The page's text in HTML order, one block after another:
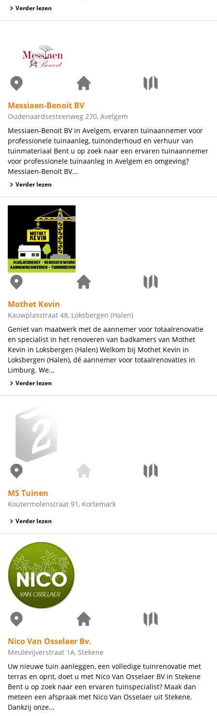
Verder lezen
Messiaen-Benoit BV
Oudenaardsesteenweg 270, Avelgem
Messiaen-Benoit BV in Avelgem, ervaren tuinaannemer voor
professionele tuinaanleg, tuinonderhoud en verhuur van
tuinmateriaal Bent u op zoek naar een ervaren tuinaannemer
voor professionele tuinaanleg in Avelgem en omgeving?
Messiaen-Benoit BV...
Verder lezen
Mothet Kevin
Kauwplasstraat 48, Loksbergen (Halen)
Geniet van maatwerk met de aannemer voor totaalrenovatie
en specialist in het renoveren van badkamers van Mothet
Kevin in Loksbergen (Halen) Welkom bij Mothet Kevin in
Loksbergen (Halen), dé aannemer voor totaalrenovaties in
Limburg. We...
Verder lezen
MS Tuinen
Koutermolenstraat 91, Kortemark
Verder lezen
Nico Van Osselaer Bv.
Meulevijverstraat 1A, Stekene
Uw nieuwe tuin aanleggen, een volledige tuinrenovatie met
terras en oprit, doet u met Nico Van Osselaer BV in Stekene
Bent u op zoek naar een ervaren tuinspecialist? Maak dan
meteen een afspraak met Nico Van Osselaer uit Stekene.
Dankzij onze...